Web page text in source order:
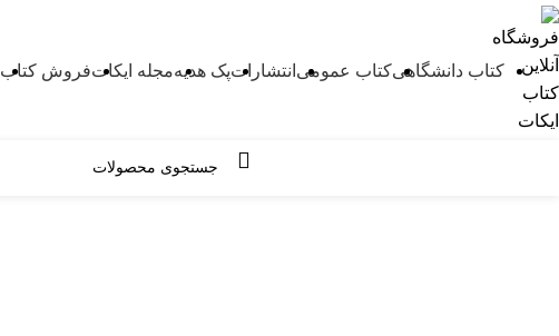
کتاب دانشگاهیکتاب عمومی انتشاراتپک هدیهمجله ایکاتفروش کتاب